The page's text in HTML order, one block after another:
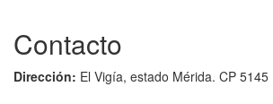
Contacto
Dirección: El Vigía, estado Mérida. CP 5145